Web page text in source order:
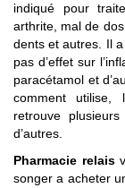
indiqué pour
arthrite, mal de
dents et autres. Il
pas d’effet sur
paracétamol et
comment utilise,
retrouve
d’autres.
Pharmacie relais
songer a acheter